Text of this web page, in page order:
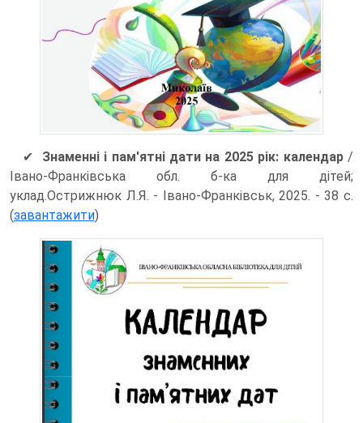
✔ Знаменні і пам'ятні дати на 2025 рік: календар/
Івано-Франківська обл. б-ка для дітей;
уклад.Острижнюк Л.Я. - Івано-Франківськ, 2025. - 38 с.
(завантажити)